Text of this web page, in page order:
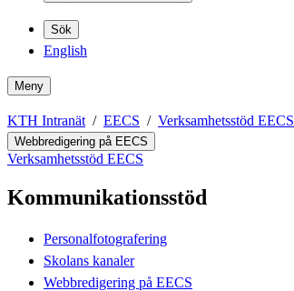
Sök
English
Meny
KTH Intranät EECS Verksamhetsstöd EECS
Webbredigering på EECS
Verksamhetsstöd EECS
Kommunikationsstöd
Personalfotografering
Skolans kanaler
Webbredigering på EECS